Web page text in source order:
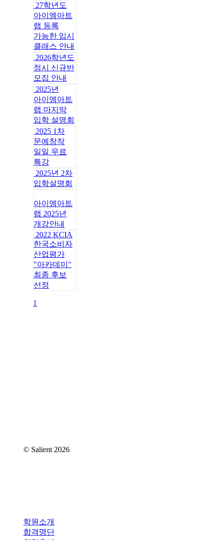
27학년도
아이엠아트
랩 등록
가능한 입시
클래스 안내
2026학년도
정시 신규반
모집 안내
2025년
아이엠아트
랩 마지막
입학 설명회
2025 1차
문예창작
일일 무료
특강
2025년 2차
입학설명회
아이엠아트
랩 2025년
개강안내
2022 KCIA
한국소비자
산업평가
"아카데미"
최종 후보
선정
1
© Salient2026
학원소개
합격명단